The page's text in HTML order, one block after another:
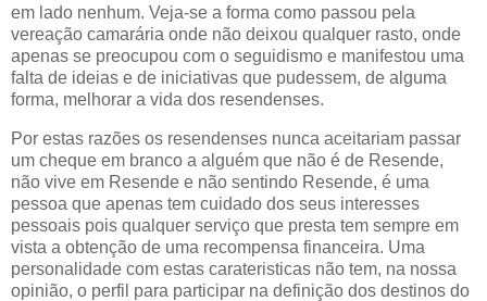
em lado nenhum. Veja-se a forma como passou pela
vereação camarária onde não deixou qualquer rasto, onde
apenas se preocupou com o seguidismo e manifestou uma
falta de ideias e de iniciativas que pudessem, de alguma
forma, melhorar a vida dos resendenses.
Por estas razões os resendenses nunca aceitariam passar
um cheque em branco a alguém que não é de Resende,
não vive em Resende e não sentindo Resende, é uma
pessoa que apenas tem cuidado dos seus interesses
pessoais pois qualquer serviço que presta tem sempre em
vista a obtenção de uma recompensa financeira. Uma
personalidade com estas carateristicas não tem, na nossa
opinião, o perfil para participar na definição dos destinos do